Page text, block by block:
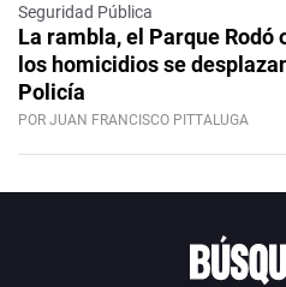
Seguridad Pública
La rambla, el Parque Rodó
los homicidios se
Policía
POR JUAN FRANCISCO PITTALUGA